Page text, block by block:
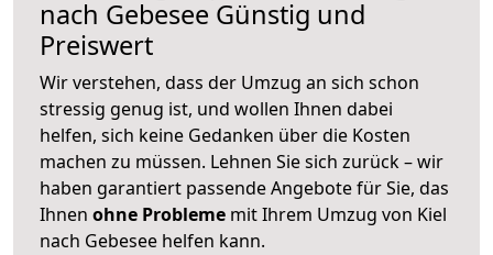
nach Gebesee Günstig und
Preiswert
Wir verstehen, dass der Umzug an sich schon
stressig genug ist, und wollen Ihnen dabei
helfen, sich keine Gedanken über die Kosten
machen zu müssen. Lehnen Sie sich zurück – wir
haben garantiert passende Angebote für Sie, das
Ihnen ohne Probleme mit Ihrem Umzug von Kiel
nach Gebesee helfen kann.